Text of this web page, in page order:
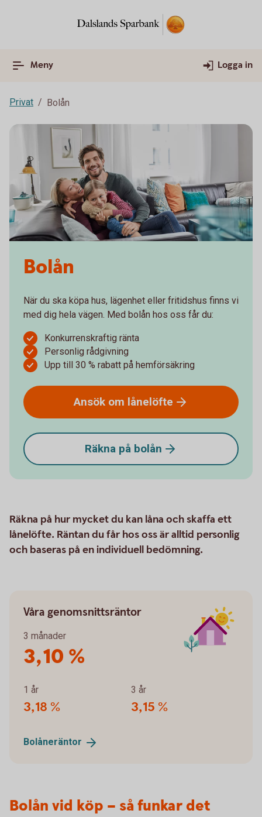
Meny Logga in
Privat Bolån
Bolån
När du ska köpa hus, lägenhet eller fritidshus finns vi
med dig hela vägen. Med bolån hos oss får du:
Konkurrenskraftig ränta
Personlig rådgivning
Upp till 30 % rabatt på hemförsäkring
Ansök om lånelöfte
Räkna på bolån
Räkna på hur mycket du kan låna och skaffa ett
lånelöfte. Räntan du får hos oss är alltid personlig
och baseras på en individuell bedömning.
Våra genomsnittsräntor
3 månader
3,10 %
1 år
3,18 %
3 år
3,15 %
Bolåneräntor
Bolån vid köp – så funkar det